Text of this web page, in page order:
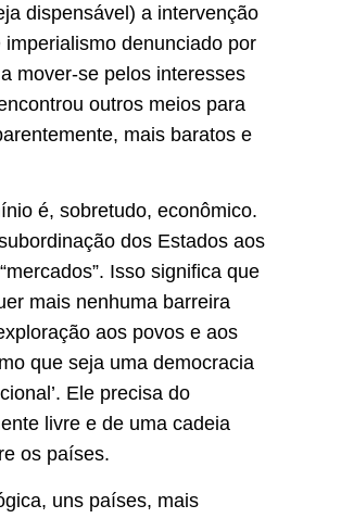
dispensável) a intervenção
imperialismo denunciado por
mover-se pelos interesses
outros meios para
mais baratos e
é, sobretudo, econômico.
dos Estados aos
Isso significa que
mais nenhuma barreira
aos povos e aos
que seja uma democracia
Ele precisa do
livre e de uma cadeia
os países.
uns países, mais